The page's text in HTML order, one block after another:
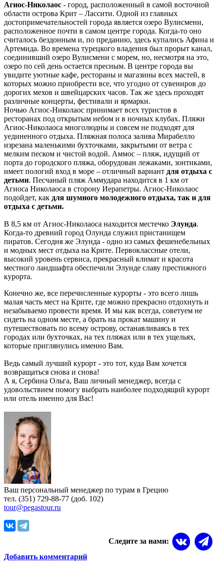
Агиос-Николаос - город, расположенный в самой восточной
области острова Крит – Лассити. Одной из главных
достопримечательностей города является озеро Вулисмени,
расположенное почти в самом центре города. Когда-то оно
считалось бездонным и, по преданию, здесь купались Афина и
Артемида. Во времена турецкого владения был прорыт канал,
соединивший озеро Вулисмени с морем, но, несмотря на это,
озеро по сей день остается пресным. В центре города вы
увидите уютные кафе, рестораны и магазины всех мастей, в
которых можно приобрести все, что угодно от сувениров до
дорогих мехов и швейцарских часов. Так же здесь проходят
различные концерты, фестивали и ярмарки.
Ночью Агиос-Николаос принимает всех туристов в
ресторанах под открытым небом и в ночных клубах. Пляжи
Агиос-Николаоса многолюдны и совсем не подходят для
уединенного отдыха. Пляжная полоса залива Мирабелло
изрезана маленькими бухточками, закрытыми от ветра с
мелким песком и чистой водой. Аммос – пляж, идущий от
порта до городского пляжа, оборудован лежаками, зонтиками,
имеет пологий вход в море – отличный вариант для отдыха с
детьми. Песчаный пляж Аммудара находится в 1 км от
Агиоса Николаоса в сторону Иерапетры. Агиос-Николаос
подойдет, как для шумного молодежного отдыха, так и для
отдыха с детьми.
В 8,5 км от Агиос-Николаоса находится местечко Элунда.
Когда-то древний город Олунда служил пристанищем
пиратов. Сегодня же Элунда - одно из самых фешенебельных
и модных мест отдыха на Крите. Первоклассные отели,
высокий уровень сервиса, прекрасный климат и красота
местного ландшафта обеспечили Элунде славу престижного
курорта.
Конечно же, все перечисленные курорты - это всего лишь
малая часть мест на Крите, где можно прекрасно отдохнуть и
незабываемо провести время. И мы как всегда, советуем не
сидеть на одном месте, а брать на прокат машину и
путешествовать по всему острову, останавливаясь в тех
городах или бухточках, на тех пляжах или в тех ущельях,
которые приглянулись именно Вам.
Ведь самый лучший курорт - это тот, куда Вам хочется
возвращаться снова и снова!
А я, Сербина Ольга, Ваш личный менеджер, всегда с
удовольствием помогу выбрать наиболее подходящий курорт
или отель именно для Вас!
Ваш персональный менеджер по турам в Грецию
тел. (351) 729-88-77 (доб. 102)
tour@pegastour.ru
Следите за нами:
Добавить комментарий